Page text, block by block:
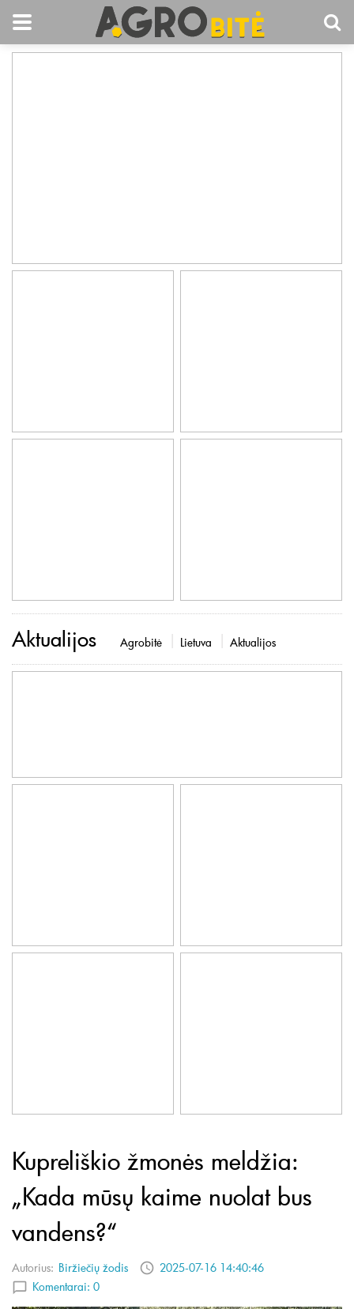
Aktualijos Agrobitė Lietuva Aktualijos
Kupreliškio žmonės meldžia:
„Kada mūsų kaime nuolat bus
vandens?“
Autorius: Biržiečių žodis
2025-07-16 14:40:46
Komentarai: 0